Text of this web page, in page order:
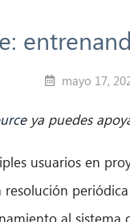
mayo 17,
ya puedes
usuarios en
al sistema